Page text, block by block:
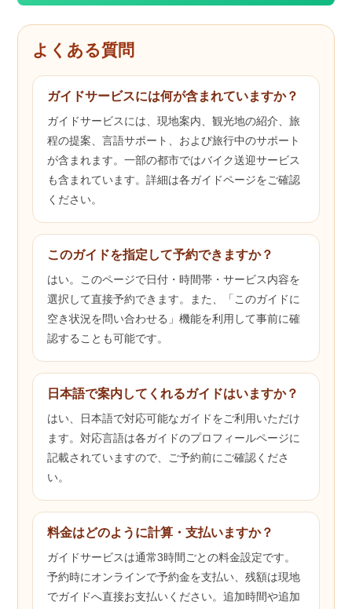
よくある質問
ガイドサービスには何が含まれていますか？
ガイドサービスには、現地案内、観光地の紹介、旅
程の提案、言語サポート、および旅行中のサポート
が含まれます。一部の都市ではバイク送迎サービス
も含まれています。詳細は各ガイドページをご確認
ください。
このガイドを指定して予約できますか？
はい。このページで日付・時間帯・サービス内容を
選択して直接予約できます。また、「このガイドに
空き状況を問い合わせる」機能を利用して事前に確
認することも可能です。
日本語で案内してくれるガイドはいますか？
はい、日本語で対応可能なガイドをご利用いただけ
ます。対応言語は各ガイドのプロフィールページに
記載されていますので、ご予約前にご確認くださ
い。
料金はどのように計算・支払いますか？
ガイドサービスは通常3時間ごとの料金設定です。
予約時にオンラインで予約金を支払い、残額は現地
でガイドへ直接お支払いください。追加時間や追加